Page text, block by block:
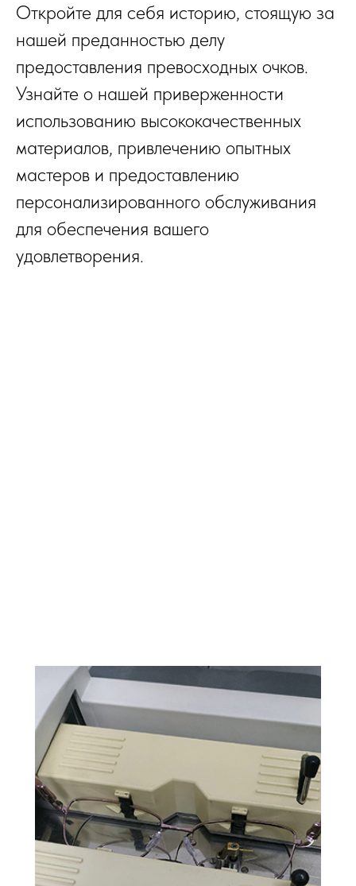
Откройте для себя историю, стоящую за
нашей преданностью делу
предоставления превосходных очков.
Узнайте о нашей приверженности
использованию высококачественных
материалов, привлечению опытных
мастеров и предоставлению
персонализированного обслуживания
для обеспечения вашего
удовлетворения.